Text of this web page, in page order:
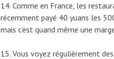
14. Comme en France, les
récemment payé 40 yuans les
mais c’est quand même une
15. Vous voyez régulièrement